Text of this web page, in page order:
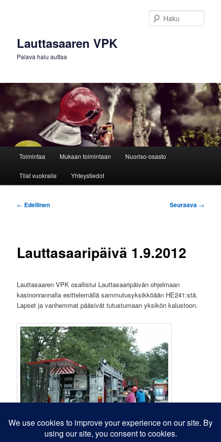
Lauttasaaren VPK
Palava halu auttaa
Toimintaa Mukaan toimintaan Nuoriso-osasto
Tilat vuokralle Yhteystiedot
Artikkelien
← Edellinen Seuraava →
Lauttasaaripäivä 1.9.2012
Lauttasaaren VPK osallistui Lauttasaaripäivän ohjelmaan
kasinonrannalla esittelemällä sammutusyksikköään HE241:stä.
Lapset ja vanhemmat pääsivät tutustumaan yksikön kalustoon.